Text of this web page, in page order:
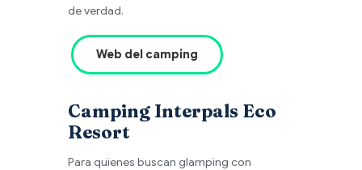
de verdad.
Web del camping
Camping Interpals Eco
Resort
Para quienes buscan glamping con